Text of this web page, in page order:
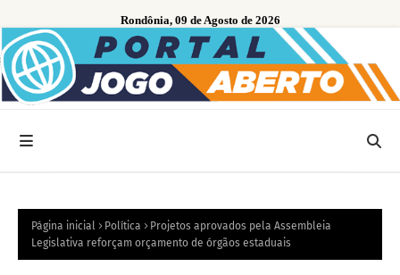
Rondônia, 09 de Agosto de 2026
Página inicial Política
Projetos aprovados pela Assembleia
Legislativa reforçam orçamento de órgãos estaduais